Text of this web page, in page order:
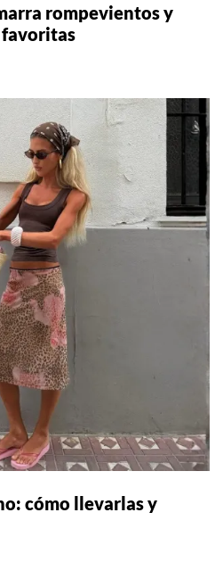
rompevientos y
favoritas
cómo llevarlas y